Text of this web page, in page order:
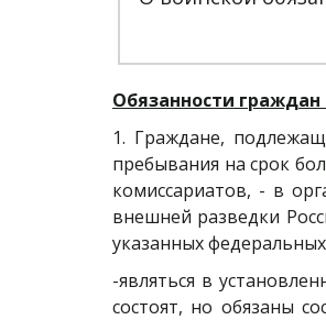
Обязанности
1. Граждане,
пребывания на срок
комиссариатов, - в
внешней разведки
указанных
-являться в
состоят, но обязаны